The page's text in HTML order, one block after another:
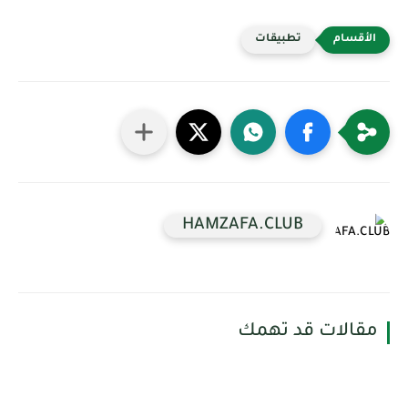
تطبيقات
HAMZAFA.CLUB
مقالات قد تهمك